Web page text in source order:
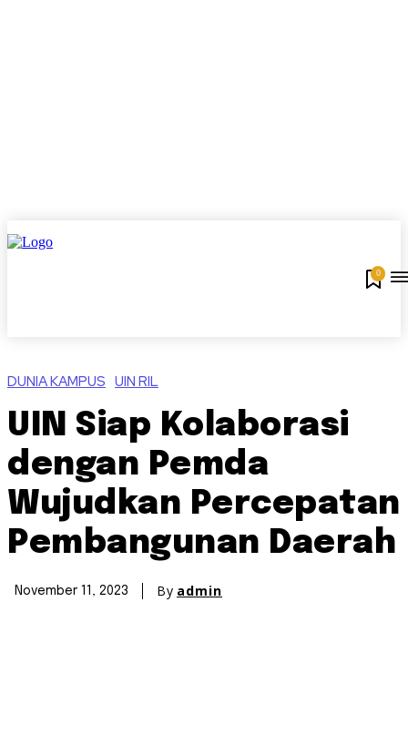
0
DUNIA KAMPUS UIN RIL
UIN Siap Kolaborasi
dengan Pemda
Wujudkan Percepatan
Pembangunan Daerah
November 11, 2023 By admin